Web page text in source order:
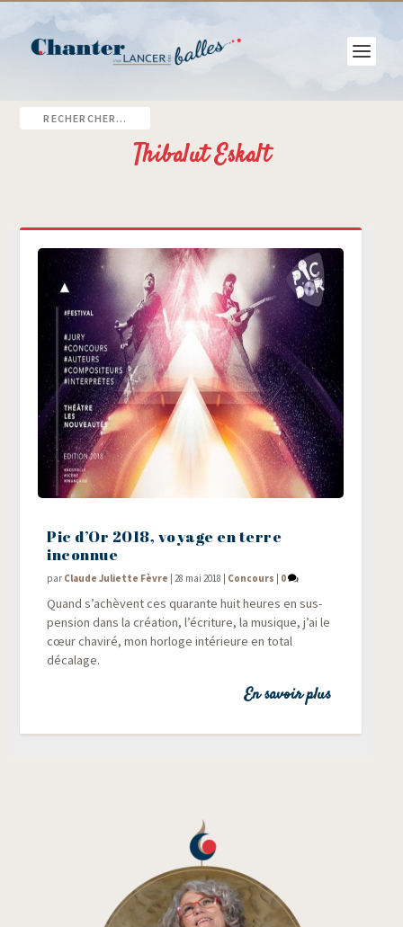
Thibalut Eskalt
Pic d’Or 2018, voyage en terre
inconnue
par Claude Juliette Fèvre |28 mai 2018 | Concours | 0
Quand s’achèvent ces qua­rante huit heures en sus­
pen­sion dans la créa­tion, l’écriture, la musique, j’ai le
cœur cha­vi­ré, mon hor­loge inté­rieure en total
décalage.
En savoir plus